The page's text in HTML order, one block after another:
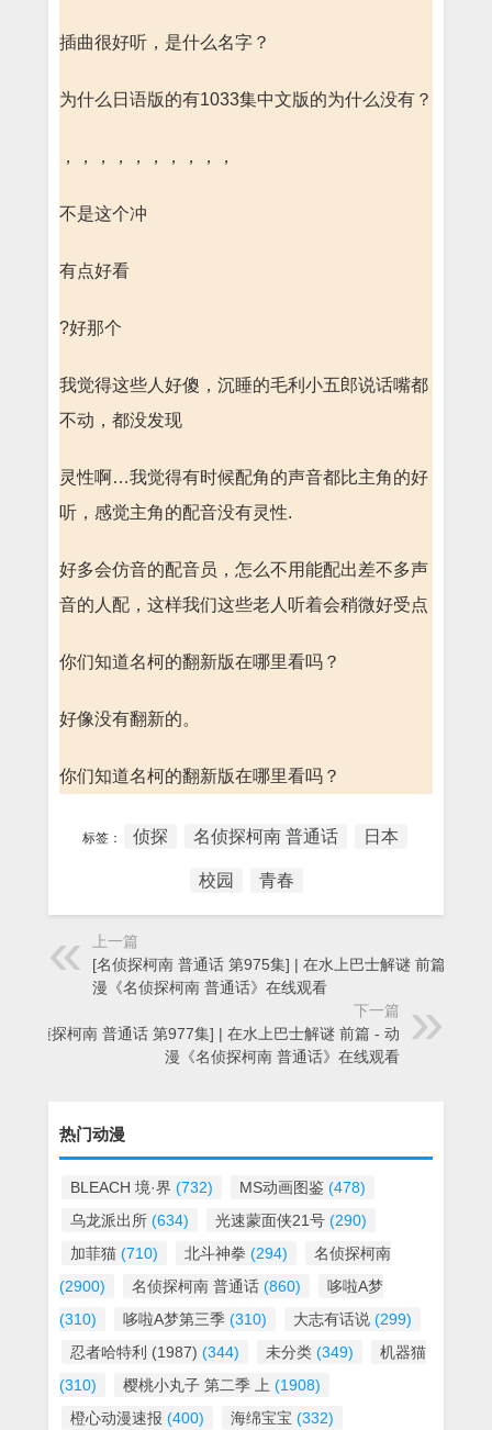
插曲很好听，是什么名字？
为什么日语版的有1033集中文版的为什么没有？
，，，，，，，，，，
不是这个冲
有点好看
?好那个
我觉得这些人好傻，沉睡的毛利小五郎说话嘴都
不动，都没发现
灵性啊…我觉得有时候配角的声音都比主角的好
听，感觉主角的配音没有灵性.
好多会仿音的配音员，怎么不用能配出差不多声
音的人配，这样我们这些老人听着会稍微好受点
你们知道名柯的翻新版在哪里看吗？
好像没有翻新的。
你们知道名柯的翻新版在哪里看吗？
标签： 侦探 名侦探柯南 普通话 日本
校园 青春
上一篇
[名侦探柯南 普通话 第975集] | 在水上巴士解谜 前篇 - 动
漫《名侦探柯南 普通话》在线观看
下一篇
[名侦探柯南 普通话 第977集] | 在水上巴士解谜 前篇 - 动
漫《名侦探柯南 普通话》在线观看
热门动漫
BLEACH 境·界 (732) MS动画图鉴 (478)
乌龙派出所 (634) 光速蒙面侠21号 (290)
加菲猫 (710) 北斗神拳 (294)
名侦探柯南
(2900)
名侦探柯南 普通话 (860)
哆啦A梦
(310)
哆啦A梦第三季 (310) 大志有话说 (299)
忍者哈特利 (1987) (344) 未分类 (349)
机器猫
(310)
樱桃小丸子 第二季 上 (1908)
橙心动漫速报 (400) 海绵宝宝 (332)